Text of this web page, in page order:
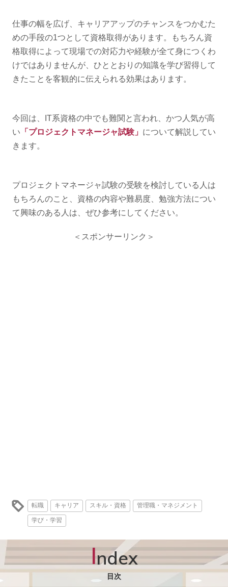
仕事の幅を広げ、キャリアアップのチャンスをつかむた
めの手段の1つとして資格取得があります。もちろん資
格取得によって現場での対応力や経験が全て身につくわ
けではありませんが、ひととおりの知識を学び習得して
きたことを客観的に伝えられる効果はあります。
今回は、IT系資格の中でも難関と言われ、かつ人気が高
い 「プロジェクトマネージャ試験」 について解説してい
きます。
プロジェクトマネージャ試験の受験を検討している人は
もちろんのこと、資格の内容や難易度、勉強方法につい
て興味のある人は、ぜひ参考にしてください。
＜スポンサーリンク＞
転職 キャリア スキル・資格 管理職・マネジメント
学び・学習
Index
目次